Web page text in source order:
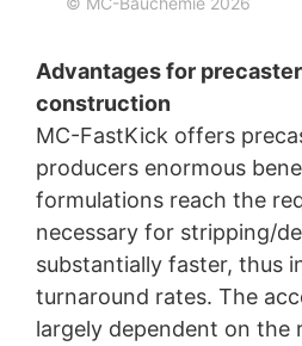
Advantages for
construction
MC-FastKick offers
producers enormous
formulations reach the
necessary for stripping/
substantially faster, thus
turnaround rates. The
largely dependent on the
osoba právo podať sťažnosť
ochrany údajov je krajinská
údajov a informačnú slobodu
Vestfálska, Düsseldorf.
Právo na prenosnosť údajov
Prislúcha Vám právo, nechať
osobe, v bežnom, strojovo
ktoré na základe Vášho súhlasu
zmluvy spracovávame v
požadujete priamy prevod
osobu, stane sa tak len v tom
technicky možné.